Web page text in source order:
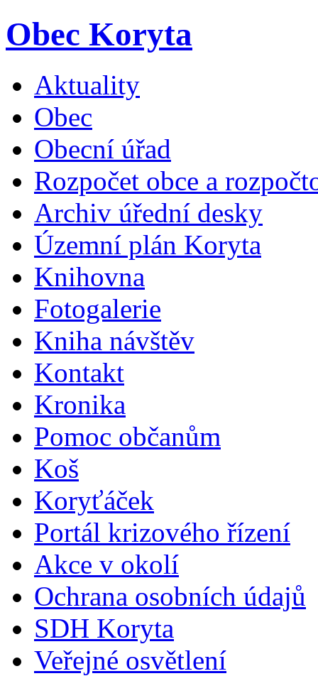
Obec Koryta
Aktuality
Obec
Obecní úřad
Rozpočet obce a
Archiv úřední desky
Územní plán Koryta
Knihovna
Fotogalerie
Kniha návštěv
Kontakt
Kronika
Pomoc občanům
Koš
Koryťáček
Portál krizového řízení
Akce v okolí
Ochrana osobních údajů
SDH Koryta
Veřejné osvětlení